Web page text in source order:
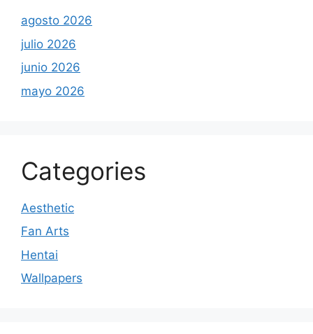
agosto 2026
julio 2026
junio 2026
mayo 2026
Categories
Aesthetic
Fan Arts
Hentai
Wallpapers